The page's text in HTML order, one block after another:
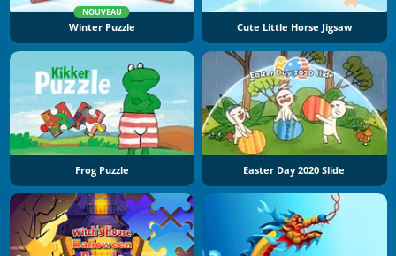
NOUVEAU
Winter Puzzle Cute Little Horse Jigsaw
Frog Puzzle Easter Day 2020 Slide